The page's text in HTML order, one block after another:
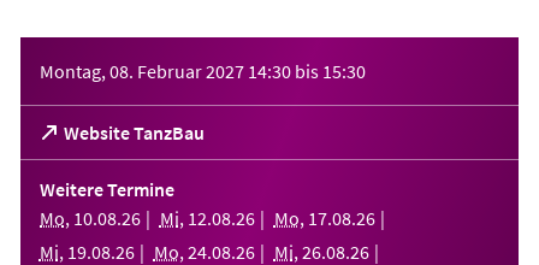
Montag, 08. Februar 2027 14:30 bis 15:30
Website TanzBau
(Öffnet
in
einem
neuen
Tab)
Weitere Termine
Mo, 10.08.26 Mi, 12.08.26 Mo, 17.08.26
Mi, 19.08.26 Mo, 24.08.26 Mi, 26.08.26